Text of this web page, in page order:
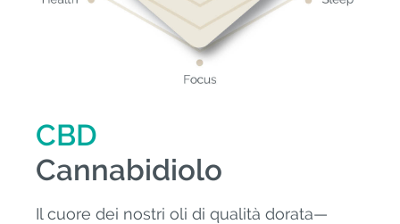
CBD
Cannabidiolo
Il cuore dei nostri oli di qualità dorata—